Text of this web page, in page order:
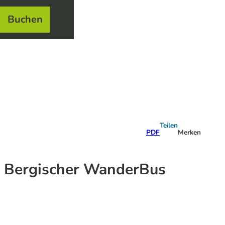
Buchen
PDF
Teilen
Merken
WanderBus